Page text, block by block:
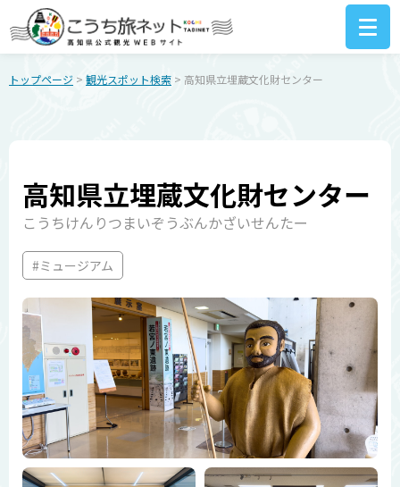
トップページ > 観光スポット検索 > 高知県立埋蔵文化財センター
高知県立埋蔵文化財センター
こうちけんりつまいぞうぶんかざいせんたー
#ミュージアム